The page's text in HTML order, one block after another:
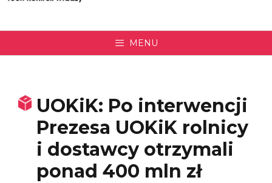
MENU
UOKiK: Po interwencji
Prezesa UOKiK rolnicy
i dostawcy otrzymali
ponad 400 mln zł